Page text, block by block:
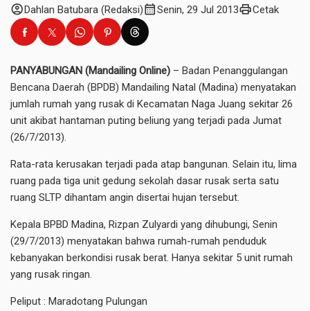
account_circleDahlan Batubara (Redaksi)calendar_monthSenin, 29 Jul 2013printCetak
PANYABUNGAN (Mandailing Online) – Badan Penanggulangan
Bencana Daerah (BPDB) Mandailing Natal (Madina) menyatakan
jumlah rumah yang rusak di Kecamatan Naga Juang sekitar 26
unit akibat hantaman puting beliung yang terjadi pada Jumat
(26/7/2013).
Rata-rata kerusakan terjadi pada atap bangunan. Selain itu, lima
ruang pada tiga unit gedung sekolah dasar rusak serta satu
ruang SLTP dihantam angin disertai hujan tersebut.
Kepala BPBD Madina, Rizpan Zulyardi yang dihubungi, Senin
(29/7/2013) menyatakan bahwa rumah-rumah penduduk
kebanyakan berkondisi rusak berat. Hanya sekitar 5 unit rumah
yang rusak ringan.
Peliput : Maradotang Pulungan